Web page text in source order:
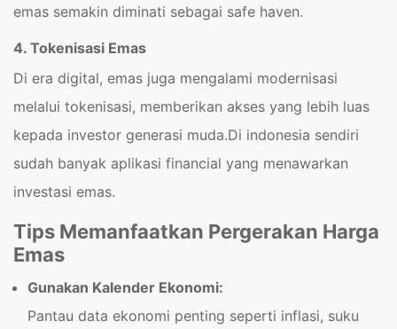
emas semakin diminati sebagai safe haven.
4. Tokenisasi Emas
Di era digital, emas juga mengalami modernisasi
melalui tokenisasi, memberikan akses yang lebih luas
kepada investor generasi muda.Di indonesia sendiri
sudah banyak aplikasi financial yang menawarkan
investasi emas.
Tips Memanfaatkan Pergerakan Harga
Emas
Gunakan Kalender Ekonomi:
Pantau data ekonomi penting seperti inflasi, suku